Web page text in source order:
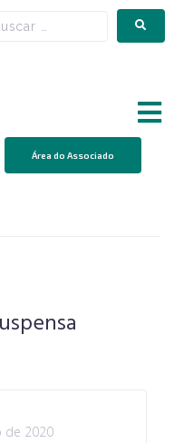
Área do Associado
de 2020